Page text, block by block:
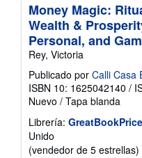
Money Magic:
Wealth &
Personal, and
Rey, Victoria
Publicado por Calli Casa
ISBN 10: 1625042140 /
Nuevo / Tapa blanda
Librería:
Unido
(vendedor de 5 estrellas)